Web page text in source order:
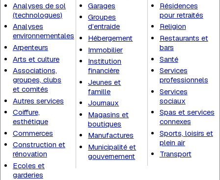
Analyses de sol
(technologues)
Analyses
environnementales
Arpenteurs
Arts et culture
Associations,
groupes, clubs
et comités
Autres services
Coiffure,
esthétique
Commerces
Construction et
rénovation
Ecoles et
garderies
Garages
Groupes
d’entraide
Hébergement
Immobilier
Institution
financière
Jeunes et
famille
Journaux
Magasins et
boutiques
Manufactures
Municipalité et
gouvernement
Résidences
pour retraités
Religion
Restaurants et
bars
Santé
Services
professionnels
Services
sociaux
Spas et services
connexes
Sports, loisirs et
plein air
Transport